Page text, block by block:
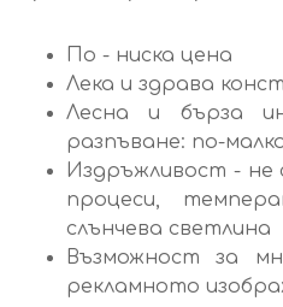
По - ниска цена
Лека и здрава
Лесна и бърза
разпъване: по-
Издръжливост - не
процеси,
слънчева светлина
Възможност за
рекламното